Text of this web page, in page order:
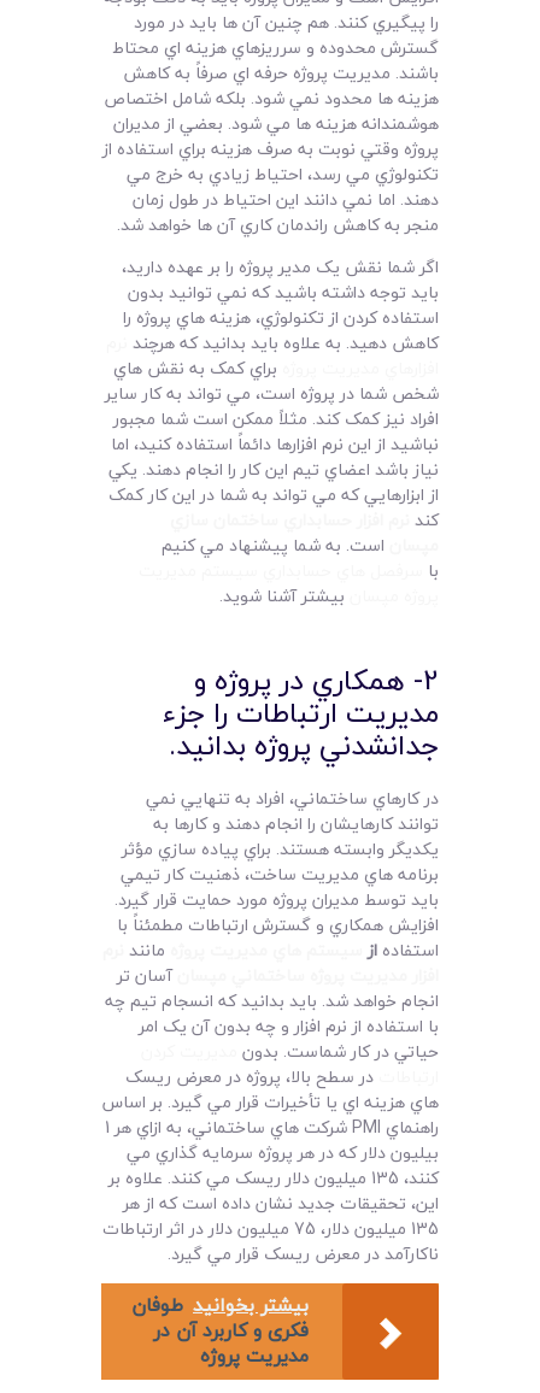
را پيگيري کنند. هم چنين آن ها بايد در مورد
گسترش محدوده و سرريزهاي هزينه اي محتاط
باشند. مديريت پروژه حرفه اي صرفاً به کاهش
هزينه ها محدود نمي شود. بلکه شامل اختصاص
هوشمندانه هزينه ها مي شود. بعضي از مديران
پروژه وقتي نوبت به صرف هزينه براي استفاده از
تکنولوژي مي رسد،‌ احتياط زيادي به خرج مي
دهند. اما نمي دانند اين احتياط در طول زمان
منجر به کاهش راندمان کاري آن ها خواهد شد.
اگر شما نقش يک مدير پروژه را بر عهده داريد،
بايد توجه داشته باشيد که نمي توانيد بدون
استفاده کردن از تکنولوژي، هزينه هاي پروژه را
کاهش دهيد. به علاوه بايد بدانيد که هرچند
براي کمک به نقش هاي
شخص شما در پروژه است،‌ مي تواند به کار ساير
افراد نيز کمک کند. مثلاً ممکن است شما مجبور
نباشيد از اين نرم افزارها دائماً استفاده کنيد،‌ اما
نياز باشد اعضاي تيم اين کار را انجام دهند. يکي
از ابزارهايي که مي تواند به شما در اين کار کمک
کند
است. به شما پيشنهاد مي کنيم
با
بيشتر آشنا شويد.
2- همکاري در پروژه و
مديريت ارتباطات را جزء
جدانشدني پروژه بدانيد.
در کارهاي ساختماني،‌ افراد به تنهايي نمي
توانند کارهايشان را انجام دهند و کارها به
يکديگر وابسته هستند. براي پياده سازي مؤثر
برنامه هاي مديريت ساخت، ذهنيت کار تيمي
بايد توسط مديران پروژه مورد حمايت قرار گيرد.
افزايش همکاري و گسترش ارتباطات مطمئناً با
استفاده از مانند
آسان تر
انجام خواهد شد. بايد بدانيد که انسجام تيم چه
با استفاده از نرم افزار و چه بدون آن يک امر
حياتي در کار شماست. بدون
در سطح بالا، پروژه در معرض ريسک
هاي هزينه اي يا تأخيرات قرار مي گيرد. بر اساس
راهنماي PMI شرکت هاي ساختماني، به ازاي هر 1
بيليون دلار که در هر پروژه سرمايه گذاري مي
کنند، 135 ميليون دلار ريسک مي کنند. علاوه بر
اين، تحقيقات جديد نشان داده است که از هر
135 ميليون دلار، 75 ميليون دلار در اثر ارتباطات
ناکارآمد در معرض ريسک قرار مي گيرد.
بیشتر بخوانید طوفان
فکری و کاربرد آن در
مدیریت پروژه